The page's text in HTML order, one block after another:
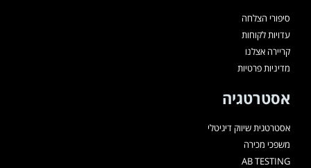
סיפורי הצלחה
עדויות לקוחות
קריירה אצלנו
מדיניות פרטיות
אסטרטגיה
אסטרטגית שיווק דיגיטלי
משפכי מכירה
AB TESTING